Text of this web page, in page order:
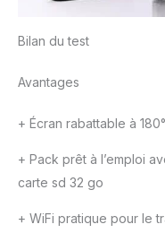
Bilan du test
Avantages
+ Écran rabattable à
+ Pack prêt à l’emploi
carte sd 32 go
+ WiFi pratique pour le